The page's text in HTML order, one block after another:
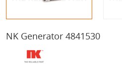
NK Generator 4841530